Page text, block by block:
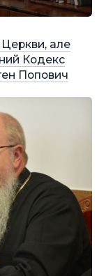
але
Кодекс
Попович